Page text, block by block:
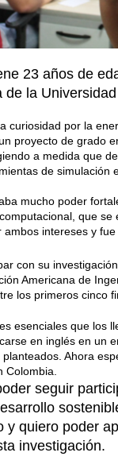
23 años de
de la
curiosidad por la
proyecto de grado
a medida que
de simulación
mucho poder
que
intereses y
con su
Americana de
los primeros cinco
esenciales que los
en inglés en un
Ahora
Colombia.
seguir
y quiero poder
investigación.